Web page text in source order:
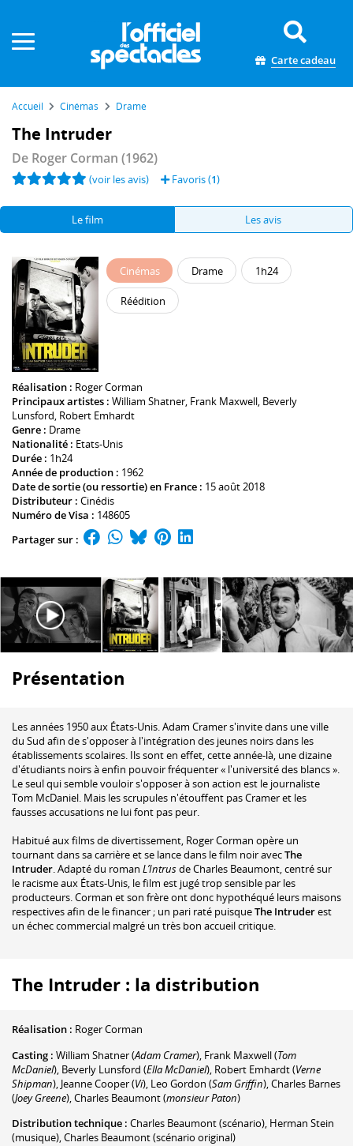
Carte cadeau
Accueil Cinémas Drame
The Intruder
De Roger Corman (1962)
(voir les avis) Favoris (1)
Le film Les avis
Cinémas Drame 1h24
Réédition
Réalisation : Roger Corman
Principaux artistes : William Shatner, Frank Maxwell, Beverly
Lunsford, Robert Emhardt
Genre : Drame
Nationalité : Etats-Unis
Durée : 1h24
Année de production : 1962
Date de sortie (ou ressortie) en France : 15 août 2018
Distributeur : Cinédis
Numéro de Visa : 148605
Partager sur :
Présentation
Les années 1950 aux États-Unis. Adam Cramer s'invite dans une ville
du Sud afin de s'opposer à l'intégration des jeunes noirs dans les
établissements scolaires. Ils sont en effet, cette année-là, une dizaine
d'étudiants noirs à enfin pouvoir fréquenter « l'université des blancs ».
Le seul qui semble vouloir s'opposer à son action est le journaliste
Tom McDaniel. Mais les scrupules n'étouffent pas Cramer et les
fausses accusations ne lui font pas peur.
Habitué aux films de divertissement, Roger Corman opère un
tournant dans sa carrière et se lance dans le film noir avecThe
Intruder. Adapté du roman L’Intrusde Charles Beaumont, centré sur
le racisme aux États-Unis, le film est jugé trop sensible par les
producteurs. Corman et son frère ont donc hypothéqué leurs maisons
respectives afin de le financer ; un pari raté puisqueThe Intruderest
un échec commercial malgré un très bon accueil critique.
The Intruder : la distribution
Réalisation : Roger Corman
Casting : William Shatner(Adam Cramer), Frank Maxwell(Tom
McDaniel), Beverly Lunsford (Ella McDaniel), Robert Emhardt(Verne
Shipman), Jeanne Cooper(Vi), Leo Gordon (Sam Griffin),Charles Barnes
(Joey Greene),Charles Beaumont(monsieur Paton)
Distribution technique : Charles Beaumont(scénario), Herman Stein
(musique),Charles Beaumont(scénario original)